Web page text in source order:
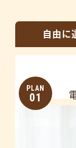
自由に
PLAN
01